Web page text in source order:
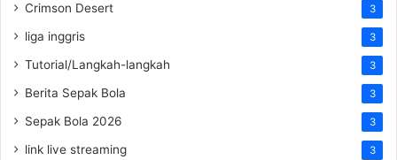
Crimson Desert 3
liga inggris 3
Tutorial/Langkah-langkah 3
Berita Sepak Bola 3
Sepak Bola 2026 3
link live streaming 3